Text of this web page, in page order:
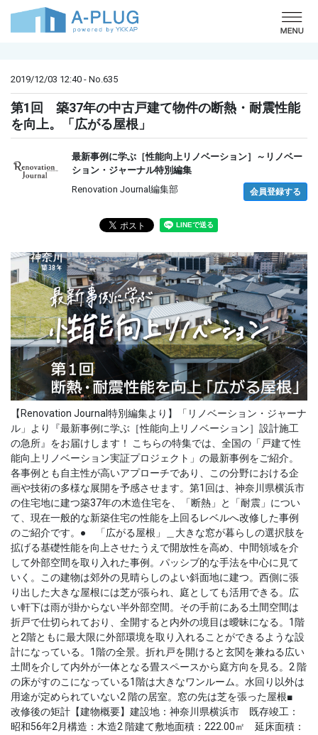
2019/12/03 12:40 - No.635
第1回 築37年の中古戸建て物件の断熱・耐震性能
を向上。「広がる屋根」
最新事例に学ぶ［性能向上リノベーション］～リノベー
ション・ジャーナル特別編集
Renovation Journal編集部
会員登録する
【Renovation Journal特別編集より】「リノベーション・ジャーナ
ル」より『最新事例に学ぶ［性能向上リノベーション］設計施工
の急所』をお届けします！ こちらの特集では、全国の「戸建て性
能向上リノベーション実証プロジェクト」の最新事例をご紹介。
各事例とも自主性が高いアプローチであり、この分野における企
画や技術の多様な展開を予感させます。第1回は、神奈川県横浜市
の住宅地に建つ築37年の木造住宅を、「断熱」と「耐震」につい
て、現在一般的な新築住宅の性能を上回るレベルへ改修した事例
のご紹介です。● 「広がる屋根」＿大きな窓が暮らしの選択肢を
拡げる基礎性能を向上させたうえで開放性を高め、中間領域を介
して外部空間を取り入れた事例。パッシブ的な手法を中心に見て
いく。この建物は郊外の見晴らしのよい斜面地に建つ。西側に張
り出した大きな屋根には芝が張られ、庭としても活用できる。広
い軒下は雨が掛からない半外部空間。その手前にある土間空間は
折戸で仕切られており、全開すると内外の境目は曖昧になる。1階
と2階ともに最大限に外部環境を取り入れることができるような設
計になっている。1階の全景。折れ戸を開けると玄関を兼ねる広い
土間を介して内外が一体となる畳スペースから庭方向を見る。2 階
の床がすのこになっている1階は大きなワンルーム。水回り以外は
用途が定められていない2 階の居室。窓の先は芝を張った屋根■
改修後の矩計【建物概要】建設地：神奈川県横浜市 既存竣工：
昭和56年2月構造：木造2 階建て敷地面積：222.00㎡ 延床面積：